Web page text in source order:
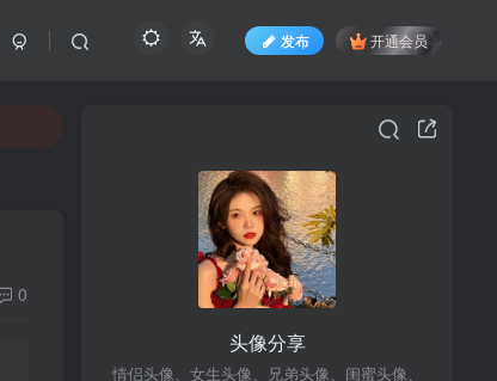
发布 开通会员
0
头像分享
情侣头像、女生头像、兄弟头像、闺蜜头像、